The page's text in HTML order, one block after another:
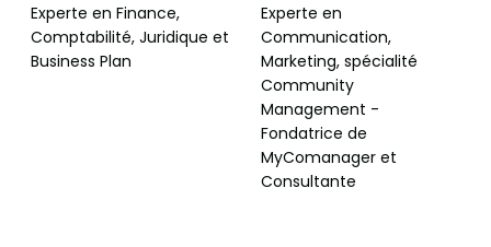
Experte en Finance,
Comptabilité, Juridique et
Business Plan
Experte en
Communication,
Marketing, spécialité
Community
Management -
Fondatrice de
MyComanager et
Consultante